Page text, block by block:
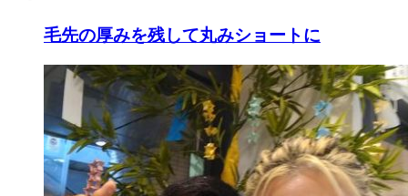
毛先の厚みを残して丸みショートに